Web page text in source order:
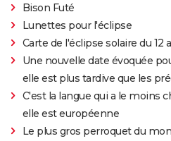
Bison Futé
Lunettes pour l'éclipse
Carte de l'éclipse solaire du 12
Une nouvelle date évoquée
elle est plus tardive que les
C'est la langue qui a le moins
elle est européenne
Le plus gros perroquet du